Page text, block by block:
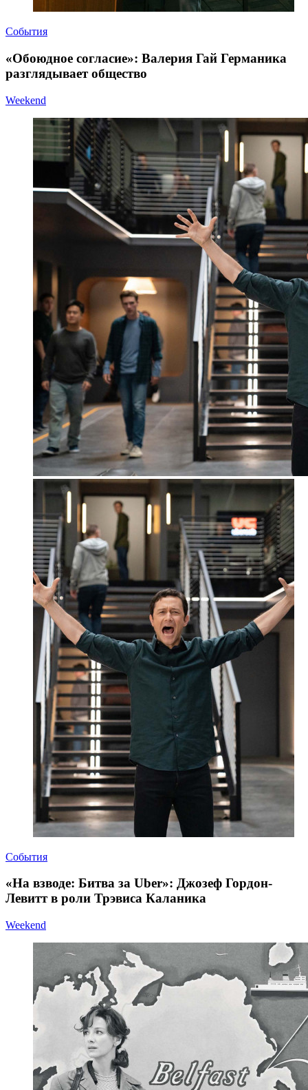
События
«Обоюдное согласие»: Валерия Гай Германика
разглядывает общество
Weekend
События
«На взводе: Битва за Uber»: Джозеф Гордон-
Левитт в роли Трэвиса Каланика
Weekend